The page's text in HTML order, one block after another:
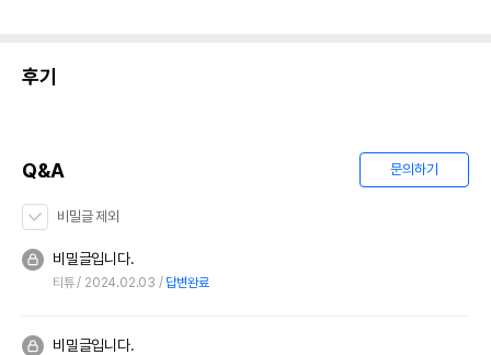
후기
Q&A 문의하기
비밀글 제외
비밀글입니다.
티튜 2024.02.03 답변완료
비밀글입니다.